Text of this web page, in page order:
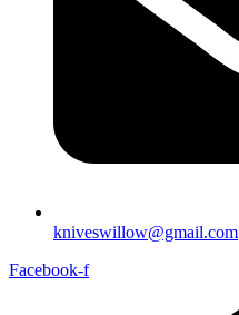
kniveswillow@gmail.com
Facebook-f